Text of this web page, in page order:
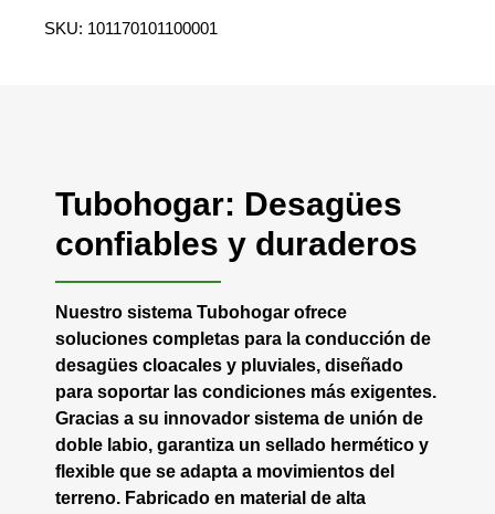
SKU: 101170101100001
Tubohogar: Desagües
confiables y duraderos
Nuestro sistema Tubohogar ofrece
soluciones completas para la conducción de
desagües cloacales y pluviales, diseñado
para soportar las condiciones más exigentes.
Gracias a su innovador sistema de unión de
doble labio, garantiza un sellado hermético y
flexible que se adapta a movimientos del
terreno. Fabricado en material de alta